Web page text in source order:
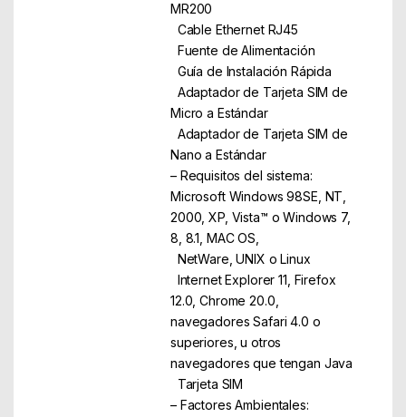
MR200
Cable Ethernet RJ45
Fuente de Alimentación
Guía de Instalación Rápida
Adaptador de Tarjeta SIM de
Micro a Estándar
Adaptador de Tarjeta SIM de
Nano a Estándar
– Requisitos del sistema:
Microsoft Windows 98SE, NT,
2000, XP, Vista™ o Windows 7,
8, 8.1, MAC OS,
NetWare, UNIX o Linux
Internet Explorer 11, Firefox
12.0, Chrome 20.0,
navegadores Safari 4.0 o
superiores, u otros
navegadores que tengan Java
Tarjeta SIM
– Factores Ambientales: